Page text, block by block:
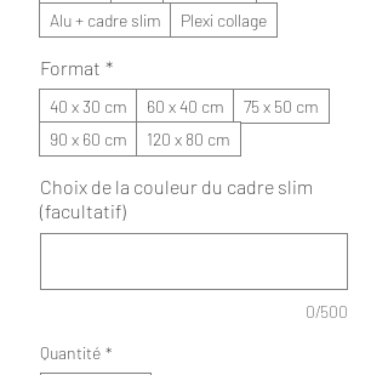
Alu + cadre slim
Plexi collage
Format *
40 x 30 cm 60 x 40 cm
75 x 50 cm
90 x 60 cm
120 x 80 cm
Choix de la couleur du cadre slim
(facultatif)
0/500
Quantité *